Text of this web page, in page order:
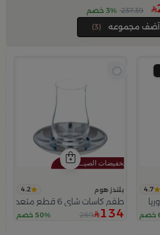
237.39 3% خصم
(3)
4.7 بلندز هوم 4.2
طقم كاسات شاي 6 قطع متعدد الالوان من أزوريا
134
269 50% خصم